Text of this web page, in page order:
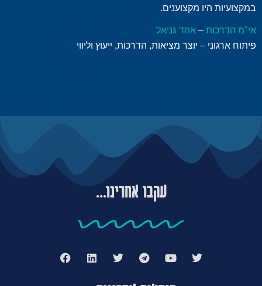
במקצועיות היו מקצוענים.
אי"מ הדרכות – אהד גניאל
פיתוח ארגוני – יוצר מציאות, הדרכות, ייעוץ וליווי
עקבו אחרינו...